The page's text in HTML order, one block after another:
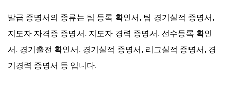
발급 증명서의 종류는 팀 등록 확인서, 팀 경기실적 증명서,
지도자 자격증 증명서, 지도자 경력 증명서, 선수등록 확인
서, 경기출전 확인서, 경기실적 증명서, 리그실적 증명서, 경
기경력 증명서 등 입니다.